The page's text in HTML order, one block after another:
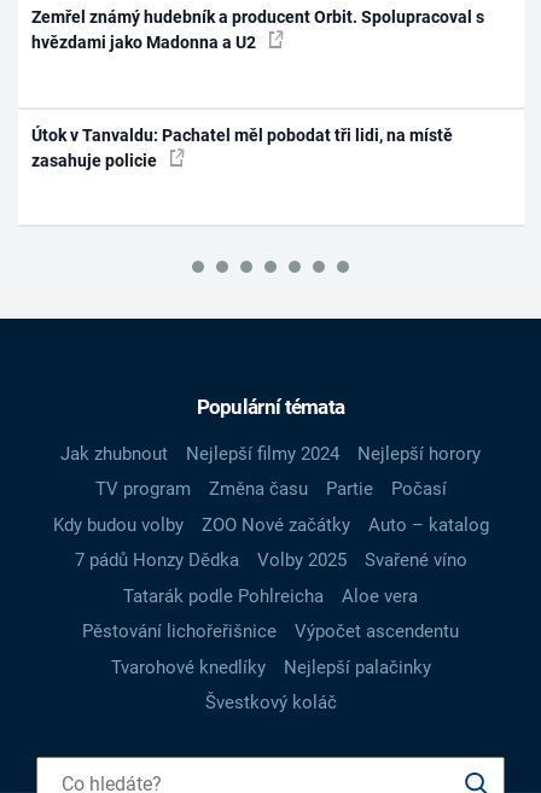
Zemřel známý hudebník a producent Orbit. Spolupracoval s
hvězdami jako Madonna a U2
Útok v Tanvaldu: Pachatel měl pobodat tři lidi, na místě
zasahuje policie
Populární témata
Jak zhubnout Nejlepší filmy 2024
Nejlepší horory
TV program
Změna času Partie
Počasí
Kdy budou volby
ZOO Nové začátky
Auto – katalog
7 pádů Honzy Dědka
Volby 2025
Svařené víno
Tatarák podle Pohlreicha
Aloe vera
Pěstování lichořeřišnice
Výpočet ascendentu
Tvarohové knedlíky
Nejlepší palačinky
Švestkový koláč